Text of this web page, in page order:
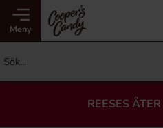
Meny
REESES